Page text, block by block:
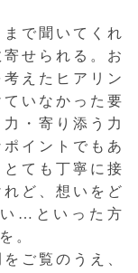
で聞いてくれ
せられる。お
えたヒアリン
いなかった要
・寄り添う力
イントでもあ
ても丁寧に接
ど、想いをど
…といった方
。
ご覧のうえ、